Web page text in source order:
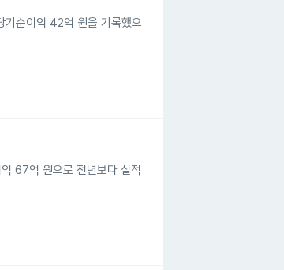
순이익 42억 원을 기록했으
67억 원으로 전년보다 실적